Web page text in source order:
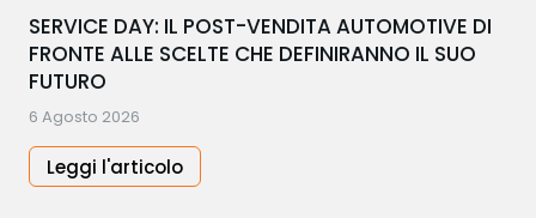
SERVICE DAY: IL POST-VENDITA AUTOMOTIVE DI
FRONTE ALLE SCELTE CHE DEFINIRANNO IL SUO
FUTURO
6 Agosto 2026
Leggi l'articolo